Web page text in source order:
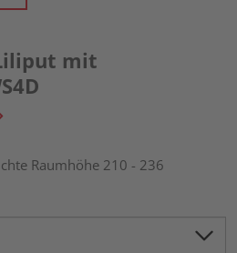
mit
Raumhöhe 210 - 236